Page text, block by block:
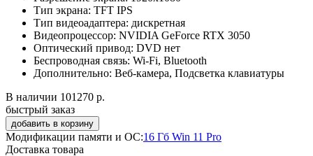
Тип экрана: TFT IPS
Тип видеоадаптера: дискретная
Видеопроцессор: NVIDIA GeForce RTX 3050
Оптический привод: DVD нет
Беспроводная связь: Wi-Fi, Bluetooth
Дополнительно: Веб-камера, Подсветка клавиатуры
В наличии 101270 р.
быстрый заказ
Модификации памяти и ОС:16 Гб Win 11 Pro
Доставка товара